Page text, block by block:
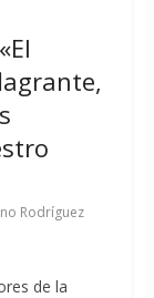
Rodríguez
de la